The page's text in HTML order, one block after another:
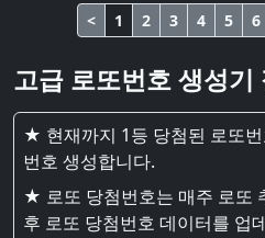
< 1 2 3 4 5 6
고급 로또번호 생성기
★ 현재까지 1등 당첨된 로또
번호 생성합니다.
★ 로또 당첨번호는 매주 로또
후 로또 당첨번호 데이터를 업